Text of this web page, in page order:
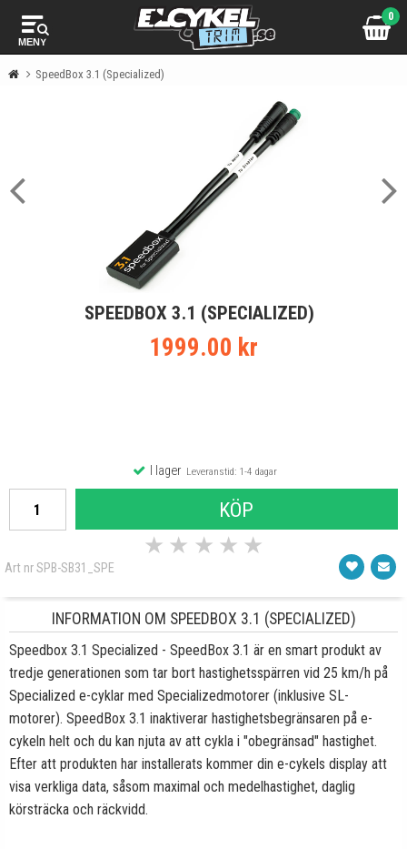
MENY
0
SpeedBox 3.1 (Specialized)
SPEEDBOX 3.1 (SPECIALIZED)
1999.00 kr
I lagerLeveranstid: 1-4 dagar
KÖP
★ ★ ★ ★ ★
Art nr SPB-SB31_SPE
INFORMATION OM SPEEDBOX 3.1 (SPECIALIZED)
Speedbox 3.1 Specialized - SpeedBox 3.1 är en smart produkt av
tredje generationen som tar bort hastighetsspärren vid 25 km/h på
Specialized e-cyklar med Specializedmotorer (inklusive SL-
motorer). SpeedBox 3.1 inaktiverar hastighetsbegränsaren på e-
cykeln helt och du kan njuta av att cykla i "obegränsad" hastighet.
Efter att produkten har installerats kommer din e-cykels display att
visa verkliga data, såsom maximal och medelhastighet, daglig
körsträcka och räckvidd.